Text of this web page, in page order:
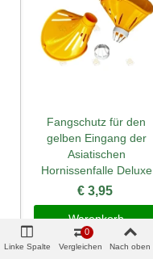
Fangschutz für den
gelben Eingang der
Asiatischen
Hornissenfalle Deluxe
€ 3,95
Warenkorb
Mehr sehen
Linke Spalte Vergleichen
0
Nach oben